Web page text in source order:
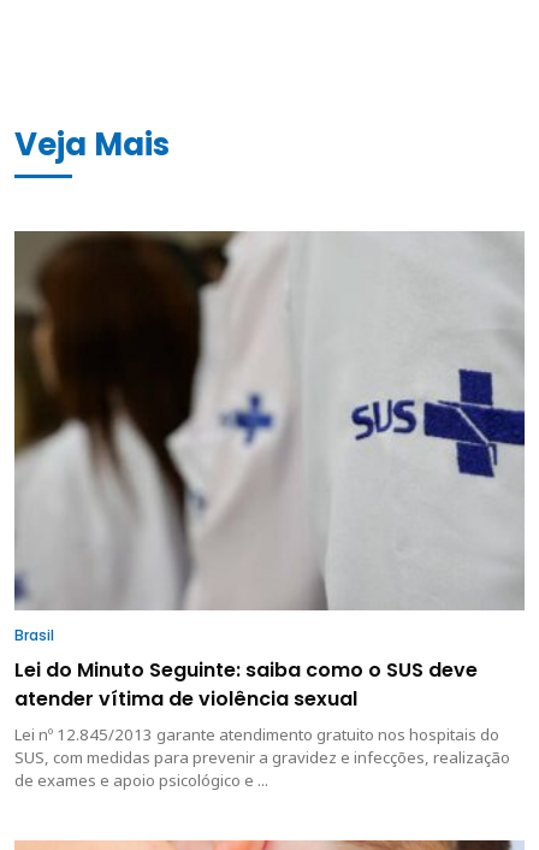
Veja Mais
Brasil
Lei do Minuto Seguinte: saiba como o SUS deve
atender vítima de violência sexual
Lei nº 12.845/2013 garante atendimento gratuito nos hospitais do
SUS, com medidas para prevenir a gravidez e infecções, realização
de exames e apoio psicológico e ...